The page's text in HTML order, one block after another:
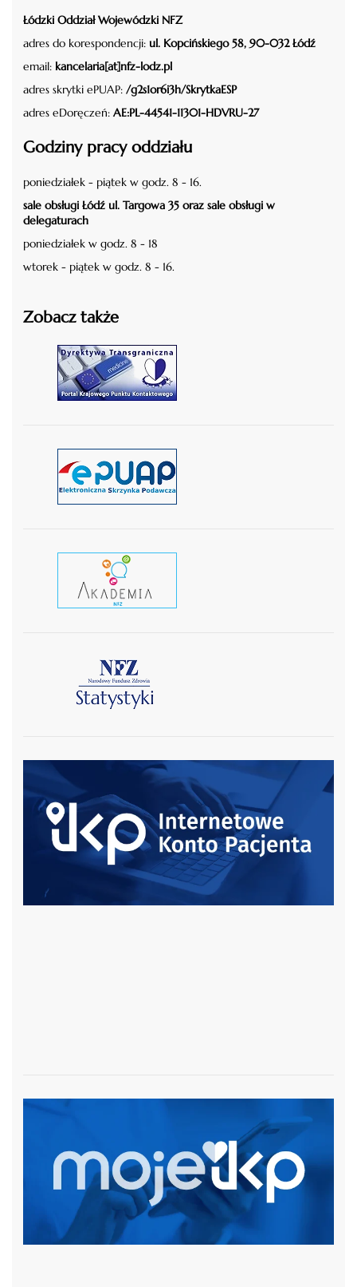
Łódzki Oddział Wojewódzki NFZ
adres do korespondencji: ul. Kopcińskiego 58, 90-032 Łódź
email: kancelaria[at]nfz-lodz.pl
adres skrytki ePUAP: /g2s1or6i3h/SkrytkaESP
adres eDoręczeń: AE:PL-44541-11301-HDVRU-27
Godziny pracy oddziału
poniedziałek - piątek w godz. 8 - 16.
sale obsługi Łódź ul. Targowa 35 oraz sale obsługi w
delegaturach
poniedziałek w godz. 8 - 18
wtorek - piątek w godz. 8 - 16.
Zobacz także
czytaj więcej
czytaj więcej
czytaj więcej
czytaj więcej
czytaj więcej